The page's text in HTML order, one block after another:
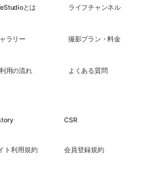
とは ライフチャンネル
ラリー 撮影プラン・料金
用の流れ よくある質問
CSR
ト利用規約 会員登録規約